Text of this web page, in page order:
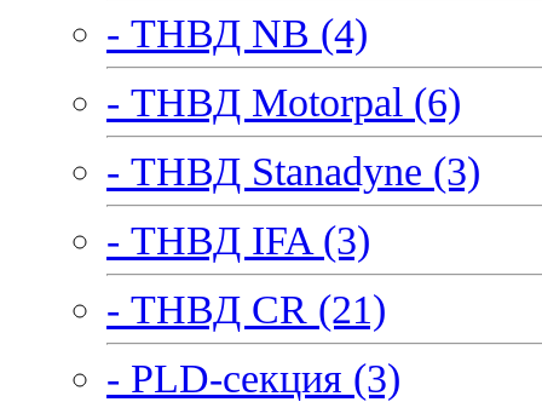
- ТНВД NB (4)
- ТНВД Motorpal (6)
- ТНВД Stanadyne (3)
- ТНВД IFA (3)
- ТНВД CR (21)
- PLD-секция (3)